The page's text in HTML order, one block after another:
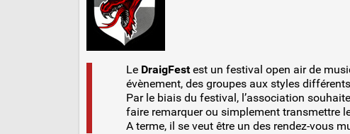
Le DraigFestest un festival open air de
évènement, des groupes aux styles
Par le biais du festival, l’association
faire remarquer ou simplement transmettre
A terme, il se veut être un des rendez-vous